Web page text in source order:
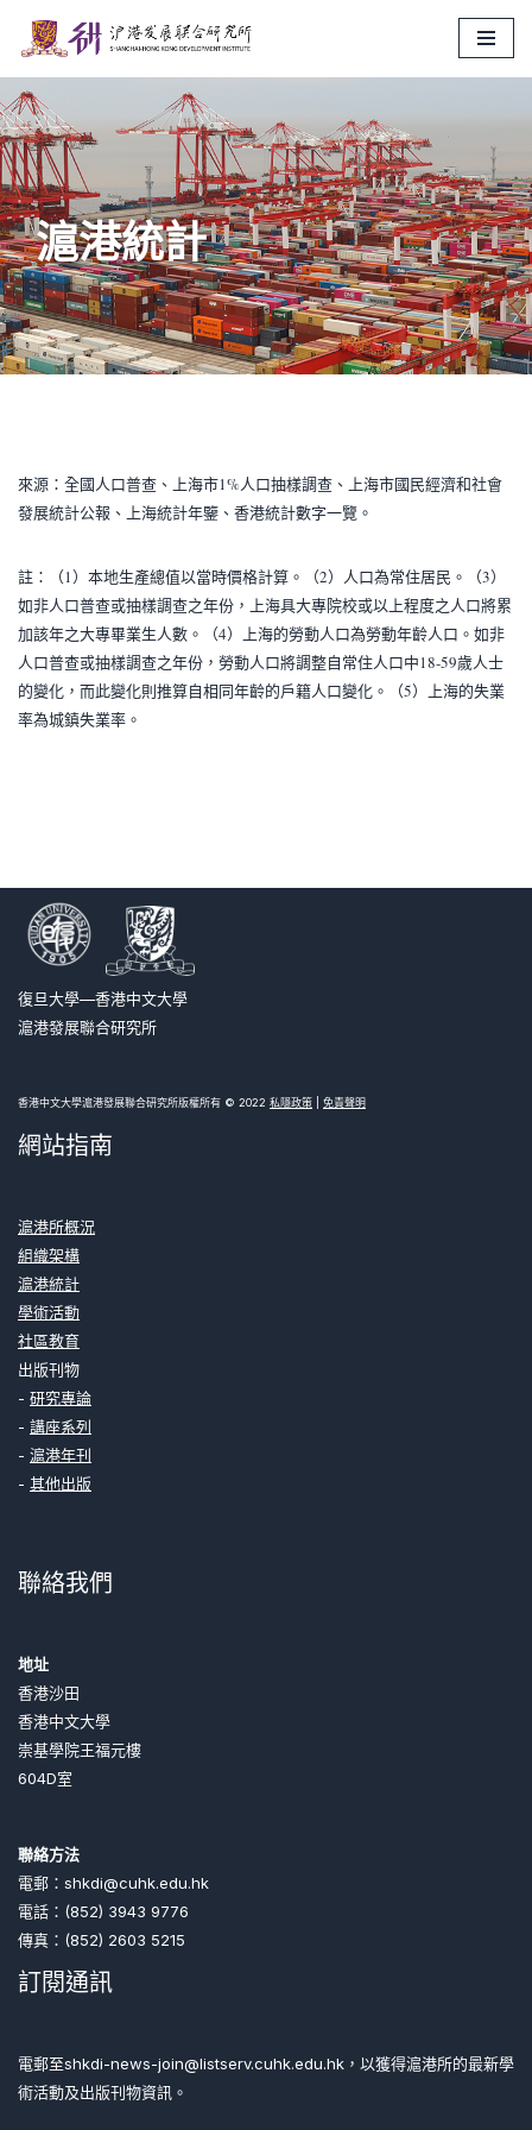
Skip
to
content
滬港統計
來源：全國人口普查、上海市1%人口抽樣調查、上海市國民經濟和社會
發展統計公報、上海統計年鑒、香港統計數字一覽。
註：（1）本地生產總值以當時價格計算。（2）人口為常住居民。（3）
如非人口普查或抽樣調查之年份，上海具大專院校或以上程度之人口將累
加該年之大專畢業生人數。（4）上海的勞動人口為勞動年齡人口。如非
人口普查或抽樣調查之年份，勞動人口將調整自常住人口中18-59歲人士
的變化，而此變化則推算自相同年齡的戶籍人口變化。（5）上海的失業
率為城鎮失業率。
復旦大學—香港中文大學
滬港發展聯合研究所
香港中文大學滬港發展聯合研究所版權所有 © 2022 私隱政策 免責聲明
網站指南
滬港所概況
組織架構
滬港統計
學術活動
社區教育
出版刊物
- 研究專論
- 講座系列
- 滬港年刊
- 其他出版
聯絡我們
地址
香港沙田
香港中文大學
崇基學院王福元樓
604D室
聯絡方法
電郵：shkdi@cuhk.edu.hk
電話：(852) 3943 9776
傳真：(852) 2603 5215
訂閱通訊
電郵至shkdi-news-join@listserv.cuhk.edu.hk，以獲得滬港所的最新學
術活動及出版刊物資訊。